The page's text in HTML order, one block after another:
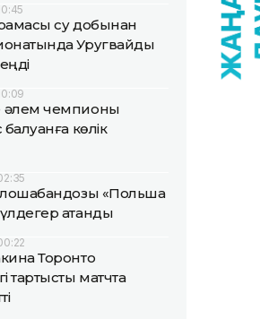
су добынан
Уругвайды
әлем чемпионы
көлік
«Польша
атанды
Торонто
тартысты матчта